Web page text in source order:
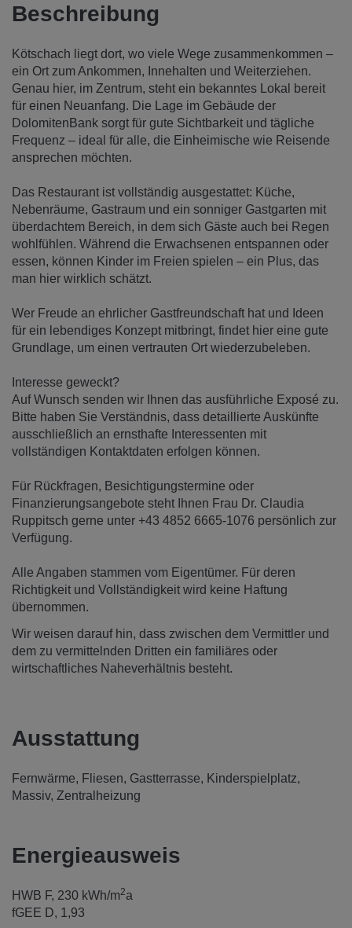
Beschreibung
Kötschach liegt dort, wo viele Wege zusammenkommen –
ein Ort zum Ankommen, Innehalten und Weiterziehen.
Genau hier, im Zentrum, steht ein bekanntes Lokal bereit
für einen Neuanfang. Die Lage im Gebäude der
DolomitenBank sorgt für gute Sichtbarkeit und tägliche
Frequenz – ideal für alle, die Einheimische wie Reisende
ansprechen möchten.
Das Restaurant ist vollständig ausgestattet: Küche,
Nebenräume, Gastraum und ein sonniger Gastgarten mit
überdachtem Bereich, in dem sich Gäste auch bei Regen
wohlfühlen. Während die Erwachsenen entspannen oder
essen, können Kinder im Freien spielen – ein Plus, das
man hier wirklich schätzt.
Wer Freude an ehrlicher Gastfreundschaft hat und Ideen
für ein lebendiges Konzept mitbringt, findet hier eine gute
Grundlage, um einen vertrauten Ort wiederzubeleben.
Interesse geweckt?
Auf Wunsch senden wir Ihnen das ausführliche Exposé zu.
Bitte haben Sie Verständnis, dass detaillierte Auskünfte
ausschließlich an ernsthafte Interessenten mit
vollständigen Kontaktdaten erfolgen können.
Für Rückfragen, Besichtigungstermine oder
Finanzierungsangebote steht Ihnen Frau Dr. Claudia
Ruppitsch gerne unter +43 4852 6665-1076 persönlich zur
Verfügung.
Alle Angaben stammen vom Eigentümer. Für deren
Richtigkeit und Vollständigkeit wird keine Haftung
übernommen.
Wir weisen darauf hin, dass zwischen dem Vermittler und
dem zu vermittelnden Dritten ein familiäres oder
wirtschaftliches Naheverhältnis besteht.
Ausstattung
Fernwärme Fliesen Gastterrasse
Kinderspielplatz
Massiv Zentralheizung
Energieausweis
HWB F, 230 kWh/m2a
fGEE D, 1,93